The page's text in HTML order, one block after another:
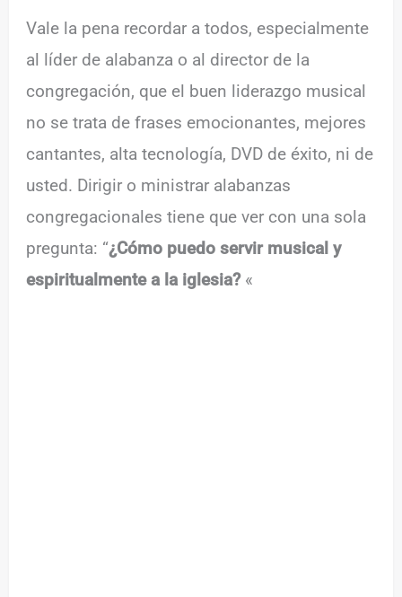
Vale la pena recordar a todos, especialmente
al líder de alabanza o al director de la
congregación, que el buen liderazgo musical
no se trata de frases emocionantes, mejores
cantantes, alta tecnología, DVD de éxito, ni de
usted. Dirigir o ministrar alabanzas
congregacionales tiene que ver con una sola
pregunta: “¿Cómo puedo servir musical y
espiritualmente a la iglesia? «